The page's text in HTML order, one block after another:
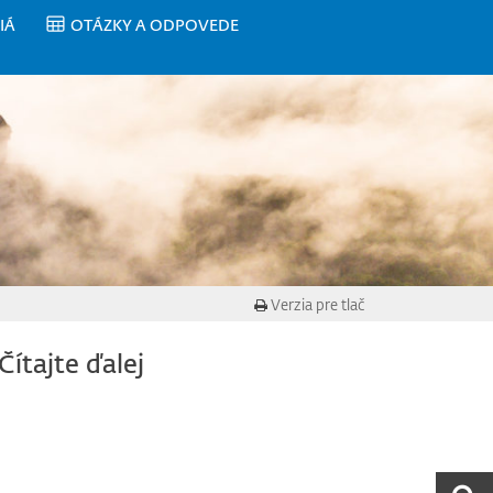
OTÁZKY A ODPOVEDE
Verzia pre tlač
ďalej